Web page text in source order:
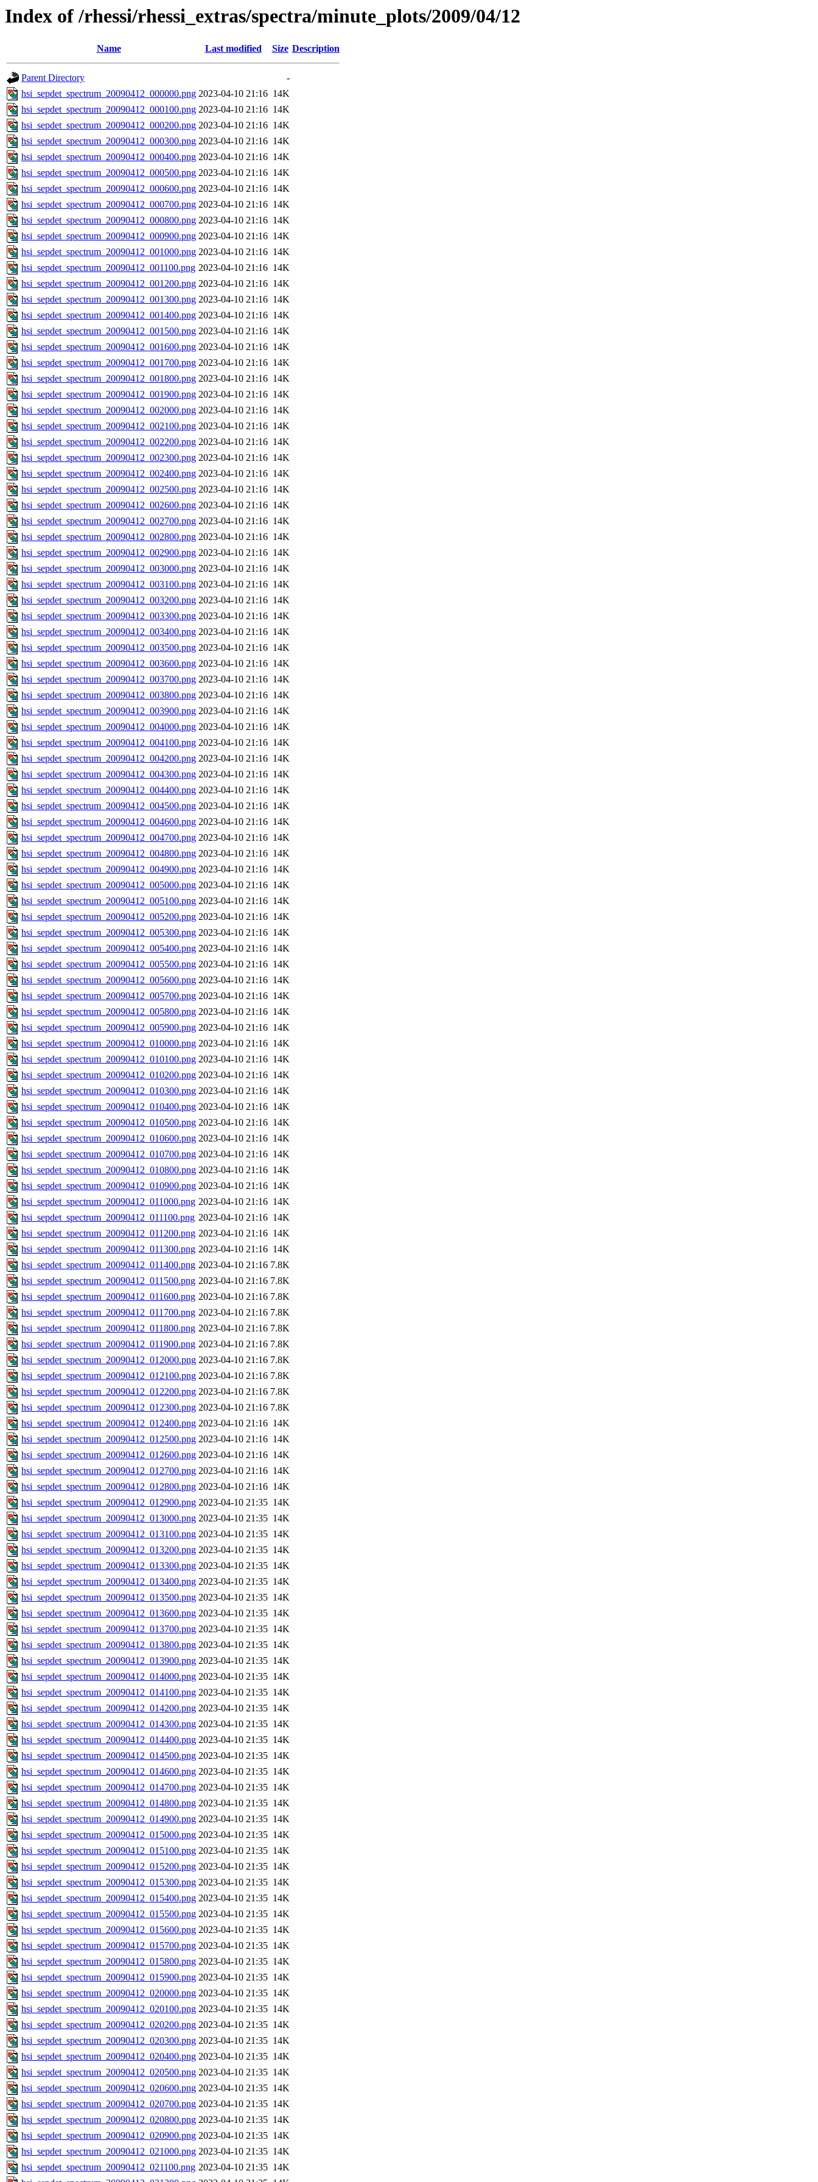
Index of /rhessi/rhessi_extras/spectra/minute_plots/2009/04/12
Name Last modified Size Description
Parent Directory
-
hsi_sepdet_spectrum_20090412_000000.png 2023-04-10 21:16 14K
hsi_sepdet_spectrum_20090412_000100.png 2023-04-10 21:16 14K
hsi_sepdet_spectrum_20090412_000200.png 2023-04-10 21:16 14K
hsi_sepdet_spectrum_20090412_000300.png 2023-04-10 21:16 14K
hsi_sepdet_spectrum_20090412_000400.png 2023-04-10 21:16 14K
hsi_sepdet_spectrum_20090412_000500.png 2023-04-10 21:16 14K
hsi_sepdet_spectrum_20090412_000600.png 2023-04-10 21:16 14K
hsi_sepdet_spectrum_20090412_000700.png 2023-04-10 21:16 14K
hsi_sepdet_spectrum_20090412_000800.png 2023-04-10 21:16 14K
hsi_sepdet_spectrum_20090412_000900.png 2023-04-10 21:16 14K
hsi_sepdet_spectrum_20090412_001000.png 2023-04-10 21:16 14K
hsi_sepdet_spectrum_20090412_001100.png 2023-04-10 21:16 14K
hsi_sepdet_spectrum_20090412_001200.png 2023-04-10 21:16 14K
hsi_sepdet_spectrum_20090412_001300.png 2023-04-10 21:16 14K
hsi_sepdet_spectrum_20090412_001400.png 2023-04-10 21:16 14K
hsi_sepdet_spectrum_20090412_001500.png 2023-04-10 21:16 14K
hsi_sepdet_spectrum_20090412_001600.png 2023-04-10 21:16 14K
hsi_sepdet_spectrum_20090412_001700.png 2023-04-10 21:16 14K
hsi_sepdet_spectrum_20090412_001800.png 2023-04-10 21:16 14K
hsi_sepdet_spectrum_20090412_001900.png 2023-04-10 21:16 14K
hsi_sepdet_spectrum_20090412_002000.png 2023-04-10 21:16 14K
hsi_sepdet_spectrum_20090412_002100.png 2023-04-10 21:16 14K
hsi_sepdet_spectrum_20090412_002200.png 2023-04-10 21:16 14K
hsi_sepdet_spectrum_20090412_002300.png 2023-04-10 21:16 14K
hsi_sepdet_spectrum_20090412_002400.png 2023-04-10 21:16 14K
hsi_sepdet_spectrum_20090412_002500.png 2023-04-10 21:16 14K
hsi_sepdet_spectrum_20090412_002600.png 2023-04-10 21:16 14K
hsi_sepdet_spectrum_20090412_002700.png 2023-04-10 21:16 14K
hsi_sepdet_spectrum_20090412_002800.png 2023-04-10 21:16 14K
hsi_sepdet_spectrum_20090412_002900.png 2023-04-10 21:16 14K
hsi_sepdet_spectrum_20090412_003000.png 2023-04-10 21:16 14K
hsi_sepdet_spectrum_20090412_003100.png 2023-04-10 21:16 14K
hsi_sepdet_spectrum_20090412_003200.png 2023-04-10 21:16 14K
hsi_sepdet_spectrum_20090412_003300.png 2023-04-10 21:16 14K
hsi_sepdet_spectrum_20090412_003400.png 2023-04-10 21:16 14K
hsi_sepdet_spectrum_20090412_003500.png 2023-04-10 21:16 14K
hsi_sepdet_spectrum_20090412_003600.png 2023-04-10 21:16 14K
hsi_sepdet_spectrum_20090412_003700.png 2023-04-10 21:16 14K
hsi_sepdet_spectrum_20090412_003800.png 2023-04-10 21:16 14K
hsi_sepdet_spectrum_20090412_003900.png 2023-04-10 21:16 14K
hsi_sepdet_spectrum_20090412_004000.png 2023-04-10 21:16 14K
hsi_sepdet_spectrum_20090412_004100.png 2023-04-10 21:16 14K
hsi_sepdet_spectrum_20090412_004200.png 2023-04-10 21:16 14K
hsi_sepdet_spectrum_20090412_004300.png 2023-04-10 21:16 14K
hsi_sepdet_spectrum_20090412_004400.png 2023-04-10 21:16 14K
hsi_sepdet_spectrum_20090412_004500.png 2023-04-10 21:16 14K
hsi_sepdet_spectrum_20090412_004600.png 2023-04-10 21:16 14K
hsi_sepdet_spectrum_20090412_004700.png 2023-04-10 21:16 14K
hsi_sepdet_spectrum_20090412_004800.png 2023-04-10 21:16 14K
hsi_sepdet_spectrum_20090412_004900.png 2023-04-10 21:16 14K
hsi_sepdet_spectrum_20090412_005000.png 2023-04-10 21:16 14K
hsi_sepdet_spectrum_20090412_005100.png 2023-04-10 21:16 14K
hsi_sepdet_spectrum_20090412_005200.png 2023-04-10 21:16 14K
hsi_sepdet_spectrum_20090412_005300.png 2023-04-10 21:16 14K
hsi_sepdet_spectrum_20090412_005400.png 2023-04-10 21:16 14K
hsi_sepdet_spectrum_20090412_005500.png 2023-04-10 21:16 14K
hsi_sepdet_spectrum_20090412_005600.png 2023-04-10 21:16 14K
hsi_sepdet_spectrum_20090412_005700.png 2023-04-10 21:16 14K
hsi_sepdet_spectrum_20090412_005800.png 2023-04-10 21:16 14K
hsi_sepdet_spectrum_20090412_005900.png 2023-04-10 21:16 14K
hsi_sepdet_spectrum_20090412_010000.png 2023-04-10 21:16 14K
hsi_sepdet_spectrum_20090412_010100.png 2023-04-10 21:16 14K
hsi_sepdet_spectrum_20090412_010200.png 2023-04-10 21:16 14K
hsi_sepdet_spectrum_20090412_010300.png 2023-04-10 21:16 14K
hsi_sepdet_spectrum_20090412_010400.png 2023-04-10 21:16 14K
hsi_sepdet_spectrum_20090412_010500.png 2023-04-10 21:16 14K
hsi_sepdet_spectrum_20090412_010600.png 2023-04-10 21:16 14K
hsi_sepdet_spectrum_20090412_010700.png 2023-04-10 21:16 14K
hsi_sepdet_spectrum_20090412_010800.png 2023-04-10 21:16 14K
hsi_sepdet_spectrum_20090412_010900.png 2023-04-10 21:16 14K
hsi_sepdet_spectrum_20090412_011000.png 2023-04-10 21:16 14K
hsi_sepdet_spectrum_20090412_011100.png 2023-04-10 21:16 14K
hsi_sepdet_spectrum_20090412_011200.png 2023-04-10 21:16 14K
hsi_sepdet_spectrum_20090412_011300.png 2023-04-10 21:16 14K
hsi_sepdet_spectrum_20090412_011400.png 2023-04-10 21:16 7.8K
hsi_sepdet_spectrum_20090412_011500.png 2023-04-10 21:16 7.8K
hsi_sepdet_spectrum_20090412_011600.png 2023-04-10 21:16 7.8K
hsi_sepdet_spectrum_20090412_011700.png 2023-04-10 21:16 7.8K
hsi_sepdet_spectrum_20090412_011800.png 2023-04-10 21:16 7.8K
hsi_sepdet_spectrum_20090412_011900.png 2023-04-10 21:16 7.8K
hsi_sepdet_spectrum_20090412_012000.png 2023-04-10 21:16 7.8K
hsi_sepdet_spectrum_20090412_012100.png 2023-04-10 21:16 7.8K
hsi_sepdet_spectrum_20090412_012200.png 2023-04-10 21:16 7.8K
hsi_sepdet_spectrum_20090412_012300.png 2023-04-10 21:16 7.8K
hsi_sepdet_spectrum_20090412_012400.png 2023-04-10 21:16 14K
hsi_sepdet_spectrum_20090412_012500.png 2023-04-10 21:16 14K
hsi_sepdet_spectrum_20090412_012600.png 2023-04-10 21:16 14K
hsi_sepdet_spectrum_20090412_012700.png 2023-04-10 21:16 14K
hsi_sepdet_spectrum_20090412_012800.png 2023-04-10 21:16 14K
hsi_sepdet_spectrum_20090412_012900.png 2023-04-10 21:35 14K
hsi_sepdet_spectrum_20090412_013000.png 2023-04-10 21:35 14K
hsi_sepdet_spectrum_20090412_013100.png 2023-04-10 21:35 14K
hsi_sepdet_spectrum_20090412_013200.png 2023-04-10 21:35 14K
hsi_sepdet_spectrum_20090412_013300.png 2023-04-10 21:35 14K
hsi_sepdet_spectrum_20090412_013400.png 2023-04-10 21:35 14K
hsi_sepdet_spectrum_20090412_013500.png 2023-04-10 21:35 14K
hsi_sepdet_spectrum_20090412_013600.png 2023-04-10 21:35 14K
hsi_sepdet_spectrum_20090412_013700.png 2023-04-10 21:35 14K
hsi_sepdet_spectrum_20090412_013800.png 2023-04-10 21:35 14K
hsi_sepdet_spectrum_20090412_013900.png 2023-04-10 21:35 14K
hsi_sepdet_spectrum_20090412_014000.png 2023-04-10 21:35 14K
hsi_sepdet_spectrum_20090412_014100.png 2023-04-10 21:35 14K
hsi_sepdet_spectrum_20090412_014200.png 2023-04-10 21:35 14K
hsi_sepdet_spectrum_20090412_014300.png 2023-04-10 21:35 14K
hsi_sepdet_spectrum_20090412_014400.png 2023-04-10 21:35 14K
hsi_sepdet_spectrum_20090412_014500.png 2023-04-10 21:35 14K
hsi_sepdet_spectrum_20090412_014600.png 2023-04-10 21:35 14K
hsi_sepdet_spectrum_20090412_014700.png 2023-04-10 21:35 14K
hsi_sepdet_spectrum_20090412_014800.png 2023-04-10 21:35 14K
hsi_sepdet_spectrum_20090412_014900.png 2023-04-10 21:35 14K
hsi_sepdet_spectrum_20090412_015000.png 2023-04-10 21:35 14K
hsi_sepdet_spectrum_20090412_015100.png 2023-04-10 21:35 14K
hsi_sepdet_spectrum_20090412_015200.png 2023-04-10 21:35 14K
hsi_sepdet_spectrum_20090412_015300.png 2023-04-10 21:35 14K
hsi_sepdet_spectrum_20090412_015400.png 2023-04-10 21:35 14K
hsi_sepdet_spectrum_20090412_015500.png 2023-04-10 21:35 14K
hsi_sepdet_spectrum_20090412_015600.png 2023-04-10 21:35 14K
hsi_sepdet_spectrum_20090412_015700.png 2023-04-10 21:35 14K
hsi_sepdet_spectrum_20090412_015800.png 2023-04-10 21:35 14K
hsi_sepdet_spectrum_20090412_015900.png 2023-04-10 21:35 14K
hsi_sepdet_spectrum_20090412_020000.png 2023-04-10 21:35 14K
hsi_sepdet_spectrum_20090412_020100.png 2023-04-10 21:35 14K
hsi_sepdet_spectrum_20090412_020200.png 2023-04-10 21:35 14K
hsi_sepdet_spectrum_20090412_020300.png 2023-04-10 21:35 14K
hsi_sepdet_spectrum_20090412_020400.png 2023-04-10 21:35 14K
hsi_sepdet_spectrum_20090412_020500.png 2023-04-10 21:35 14K
hsi_sepdet_spectrum_20090412_020600.png 2023-04-10 21:35 14K
hsi_sepdet_spectrum_20090412_020700.png 2023-04-10 21:35 14K
hsi_sepdet_spectrum_20090412_020800.png 2023-04-10 21:35 14K
hsi_sepdet_spectrum_20090412_020900.png 2023-04-10 21:35 14K
hsi_sepdet_spectrum_20090412_021000.png 2023-04-10 21:35 14K
hsi_sepdet_spectrum_20090412_021100.png 2023-04-10 21:35 14K